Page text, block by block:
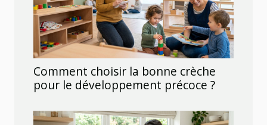
Comment choisir la bonne crèche
pour le développement précoce ?